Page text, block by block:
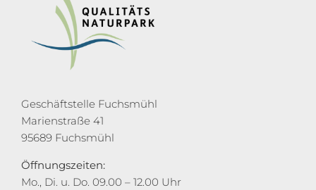
Geschäftstelle Fuchsmühl
Marienstraße 41
95689 Fuchsmühl
Öffnungszeiten:
Mo., Di. u. Do. 09.00 – 12.00 Uhr